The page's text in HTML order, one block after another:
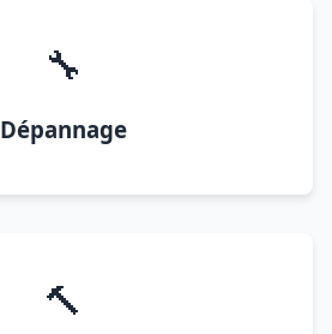
🔧
Dépannage
🔨